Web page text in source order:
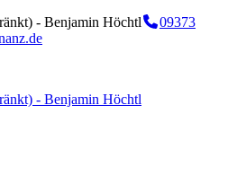
- Benjamin Höchtl
09373
- Benjamin Höchtl